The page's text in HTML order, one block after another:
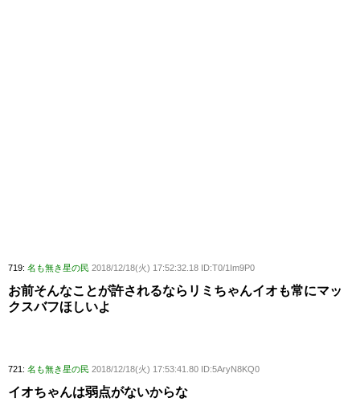
719: 名も無き星の民 2018/12/18(火) 17:52:32.18 ID:T0/1Im9P0
お前そんなことが許されるならリミちゃんイオも常にマッ
クスバフほしいよ
721: 名も無き星の民 2018/12/18(火) 17:53:41.80 ID:5AryN8KQ0
イオちゃんは弱点がないからな